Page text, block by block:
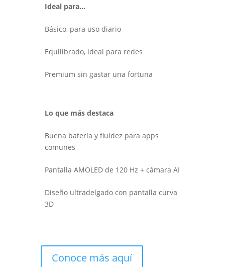
Ideal para…
Básico, para uso diario
Equilibrado, ideal para redes
Premium sin gastar una fortuna
Lo que más destaca
Buena batería y fluidez para apps
comunes
Pantalla AMOLED de 120 Hz + cámara AI
Diseño ultradelgado con pantalla curva
3D
Conoce más aquí